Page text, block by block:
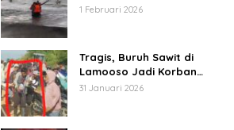
Tenggelam Dihantam Angin
1 Februari 2026
Tragis, Buruh Sawit di
Lamooso Jadi Korban
Serangan Senjata Tajam,
31 Januari 2026